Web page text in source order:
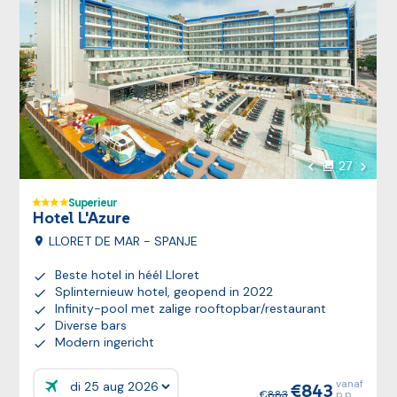
Vorige foto
27
foto's
Superieur
Hotel L'Azure
LLORET DE MAR - SPANJE
Beste hotel in héél Lloret
Splinternieuw hotel, geopend in 2022
Infinity-pool met zalige rooftopbar/restaurant
Diverse bars
Modern ingericht
Prijzen: 843 vanaf